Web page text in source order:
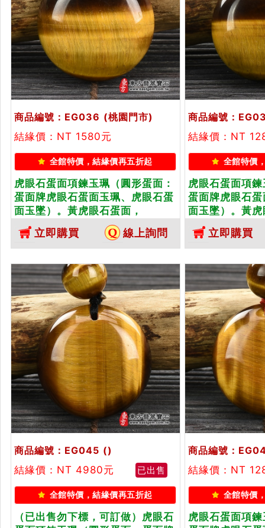
商品編號：EG036 (桃園門市)
結緣價：NT 1580元
全館特價，結緣價再五折起
虎眼石蛋面項鍊玉珮（圓形蛋面：
蛋面牌虎眼石蛋面玉珮、虎眼石蛋
面玉墜）。黃虎眼石蛋面，
EG036。客製化訂做各種虎眼石蛋
面吊墜玉珮項鍊。★東方翡翠寶石
保證卡
立即購買 線上詢問
商品編號：
結緣價：NT
全館特價
虎眼石蛋面項
蛋面牌虎眼石
面玉墜）。黃
EG038。客製
面吊墜玉珮項
保證卡
立即購買
商品編號：EG045 ()
結緣價：NT 4980元
已出售
全館特價，結緣價再五折起
（已出售勿下標，可訂做）虎眼石
商品編號：
結緣價：NT
全館特價
虎眼石蛋面項